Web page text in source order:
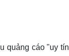
quảng cáo "uy